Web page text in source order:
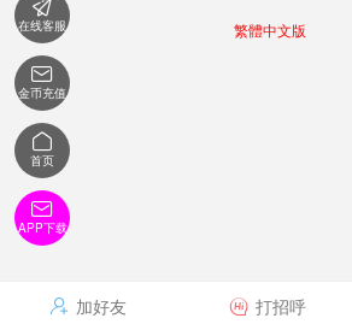
 加好友  打招呼
繁體中文版

在线客服

金币充值

首页

APP下载